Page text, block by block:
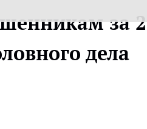
за 2
дела